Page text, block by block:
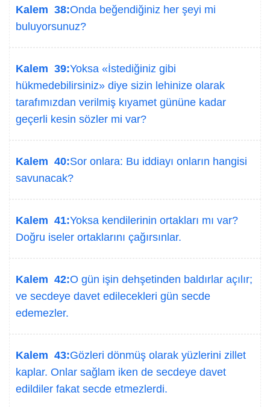
Kalem 38:Onda beğendiğiniz her şeyi mi
buluyorsunuz?
Kalem 39:Yoksa «İstediğiniz gibi
hükmedebilirsiniz» diye sizin lehinize olarak
tarafımızdan verilmiş kıyamet gününe kadar
geçerli kesin sözler mi var?
Kalem 40:Sor onlara: Bu iddiayı onların hangisi
savunacak?
Kalem 41:Yoksa kendilerinin ortakları mı var?
Doğru iseler ortaklarını çağırsınlar.
Kalem 42:O gün işin dehşetinden baldırlar açılır;
ve secdeye davet edilecekleri gün secde
edemezler.
Kalem 43:Gözleri dönmüş olarak yüzlerini zillet
kaplar. Onlar sağlam iken de secdeye davet
edildiler fakat secde etmezlerdi.